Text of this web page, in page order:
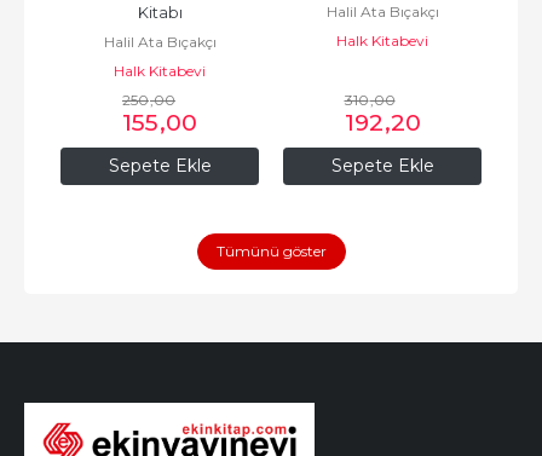
Sepete Ekle
Kitabı
Halil Ata Bıçakçı
Halk Kitabevi
250,00
155,00
Sepete Ekle
Halil Ata Bıçakçı
Halk Kitabevi
310,00
192,20
Tümünü göster